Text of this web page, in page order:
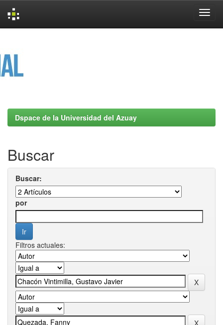
Dspace de la Universidad del Azuay
Buscar
Buscar:
por
Filtros actuales: